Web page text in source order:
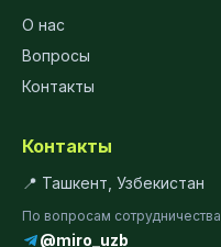
О нас
Вопросы
Контакты
Контакты
📍 Ташкент, Узбекистан
По вопросам сотрудничества
@miro_uzb